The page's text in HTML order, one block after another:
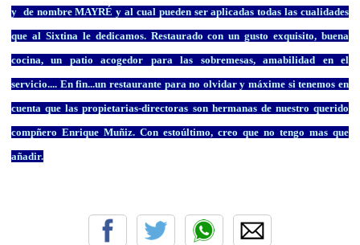
y de nombreMAYRÉ y al cual pueden ser aplicadas todas las cualidades
que al Sixtina le dedicamos. Restaurado con un gusto exquisito, buena
cocina, un patio acogedor para las sobremesas, amabilidad en el
servicio.... En fin...un restaurante para no olvidar y máxime si tenemos en
cuenta que las propietarias-directoras son hermanas de nuestro querido
compñero Enrique Muñiz. Con estoúltimo, creo que no tengo mas que
añadir.